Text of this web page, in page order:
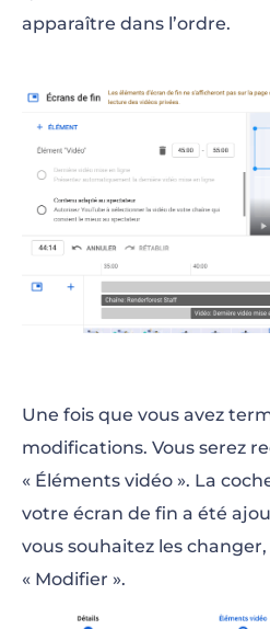
apparaître dans l’ordre.
Une fois que vous avez
modifications. Vous serez
« Éléments vidéo ». La
votre écran de fin a été
vous souhaitez les
« Modifier ».